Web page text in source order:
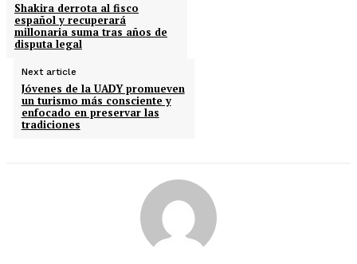
Shakira derrota al fisco
español y recuperará
millonaria suma tras años de
disputa legal
Next article
Jóvenes de la UADY promueven
un turismo más consciente y
enfocado en preservar las
tradiciones